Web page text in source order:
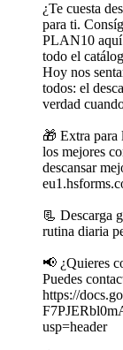
¿Te cuesta
para ti.
PLAN10
todo el
Hoy nos
todos: el
verdad
🎁 Extra para
los mejores
descansar
📃 Descarga
rutina diaria
📢 ¿Quieres
Puedes
https://
usp=header